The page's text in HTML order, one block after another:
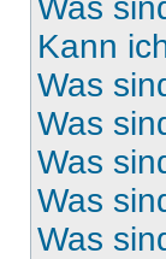
Was
Kann
Was
Was
Was
Was
Was